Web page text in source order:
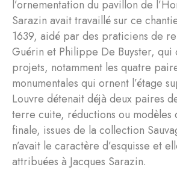
l’ornementation du pavillon de
Sarazin avait travaillé sur ce
1639, aidé par des praticiens de
Guérin et Philippe De Buyster, qui
projets, notamment les quatre
monumentales qui ornent l’étage
Louvre détenait déjà deux paires
terre cuite, réductions ou modèles
finale, issues de la collection
n’avait le caractère d’esquisse et
attribuées à Jacques Sarazin.